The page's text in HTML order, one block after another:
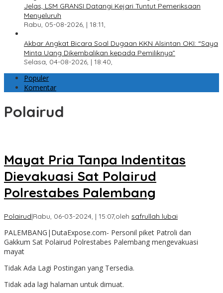
Jelas, LSM GRANSI Datangi Kejari Tuntut Pemeriksaan
Menyeluruh
Rabu, 05-08-2026, | 18:11,
Akbar Angkat Bicara Soal Dugaan KKN Alsintan OKI: “Saya
Minta Uang Dikembalikan kepada Pemiliknya”
Selasa, 04-08-2026, | 18:40,
Populer
Komentar
Polairud
Mayat Pria Tanpa Indentitas
Dievakuasi Sat Polairud
Polrestabes Palembang
Polairud|Rabu, 06-03-2024, | 15:07,oleh safrullah lubai
PALEMBANG|DutaExpose.com- Personil piket Patroli dan
Gakkum Sat Polairud Polrestabes Palembang mengevakuasi
mayat
Tidak Ada Lagi Postingan yang Tersedia.
Tidak ada lagi halaman untuk dimuat.